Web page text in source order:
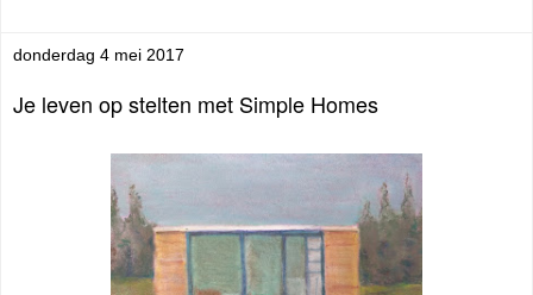
donderdag 4 mei 2017
Je leven op stelten met Simple Homes